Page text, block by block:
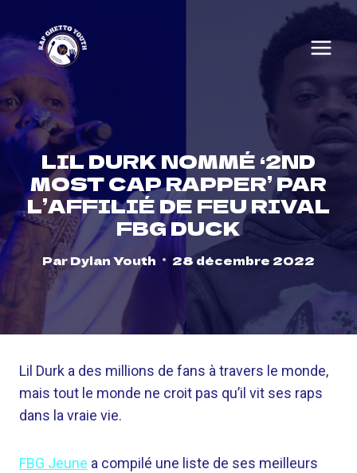
to
content
LIL DURK NOMMÉ ‘2ND
MOST CAP RAPPER’ PAR
L’AFFILIÉ DE FEU RIVAL
FBG DUCK
ParDylan Youth 28 décembre 2022
Lil Durk a des millions de fans à travers le monde,
mais tout le monde ne croit pas qu’il vit ses raps
dans la vraie vie.
FBG Jeune a compilé une liste de ses meilleurs